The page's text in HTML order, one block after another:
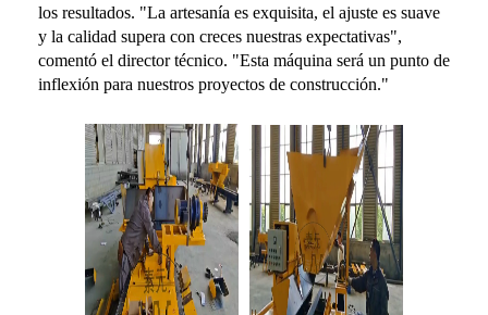
los resultados. "La artesanía es exquisita, el ajuste es suave
y la calidad supera con creces nuestras expectativas",
comentó el director técnico. "Esta máquina será un punto de
inflexión para nuestros proyectos de construcción."